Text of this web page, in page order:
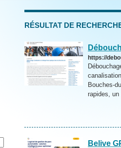
RÉSULTAT DE
https://
Bouches-
rapides,
Belive